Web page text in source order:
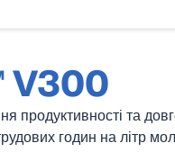
V300
продуктивності та
годин на літр